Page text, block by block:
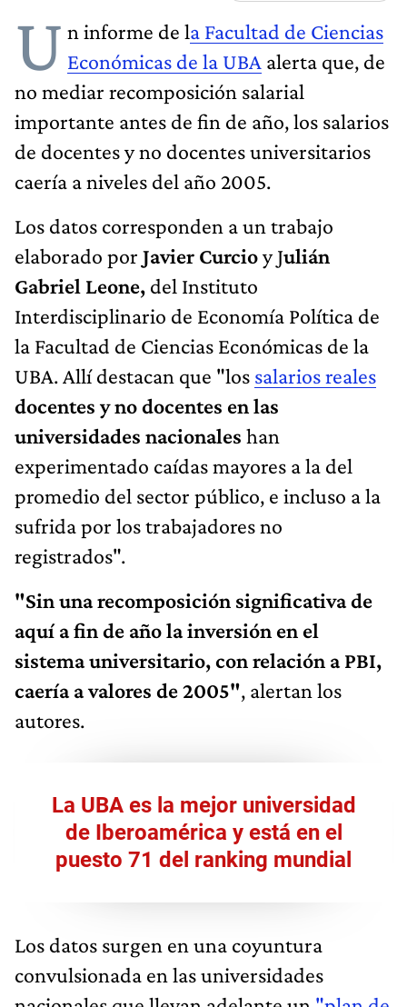
U n informe de la Facultad de Ciencias
Económicas de la UBA alerta que, de
no mediar recomposición salarial
importante antes de fin de año, los salarios
de docentes y no docentes universitarios
caería a niveles del año 2005.
Los datos corresponden a un trabajo
elaborado por Javier Curcioy Julián
Gabriel Leone, del Instituto
Interdisciplinario de Economía Política de
la Facultad de Ciencias Económicas de la
UBA. Allí destacan que "los salarios reales
docentes y no docentes en las
universidades nacionales han
experimentado caídas mayores a la del
promedio del sector público, e incluso a la
sufrida por los trabajadores no
registrados".
"Sin una recomposición significativa de
aquí a fin de año la inversión en el
sistema universitario, con relación a PBI,
caería a valores de 2005", alertan los
autores.
La UBA es la mejor universidad
de Iberoamérica y está en el
puesto 71 del ranking mundial
Los datos surgen en una coyuntura
convulsionada en las universidades